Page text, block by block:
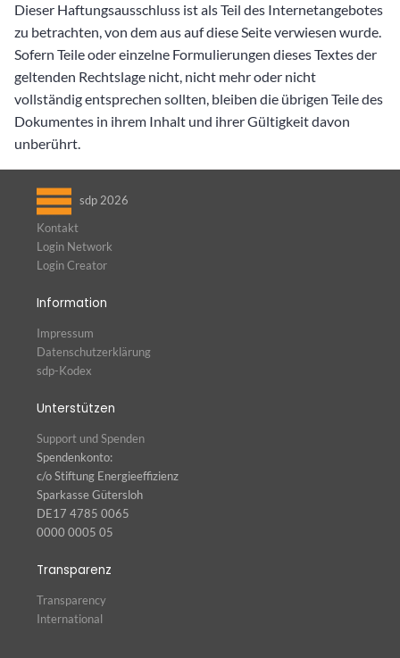
Dieser Haftungsausschluss ist als Teil des Internetangebotes
zu betrachten, von dem aus auf diese Seite verwiesen wurde.
Sofern Teile oder einzelne Formulierungen dieses Textes der
geltenden Rechtslage nicht, nicht mehr oder nicht
vollständig entsprechen sollten, bleiben die übrigen Teile des
Dokumentes in ihrem Inhalt und ihrer Gültigkeit davon
unberührt.
sdp 2026
Kontakt
Login Network
Login Creator
Information
Impressum
Datenschutzerklärung
sdp-Kodex
Unterstützen
Support und Spenden
Spendenkonto:
c/o Stiftung Energieeffizienz
Sparkasse Gütersloh
DE17 4785 0065
0000 0005 05
Transparenz
Transparency
International